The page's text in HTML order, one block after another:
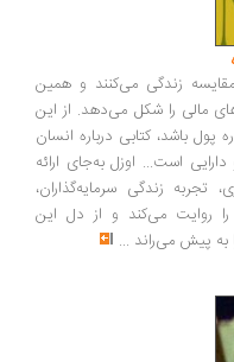
می‌کنند و همین
را شکل می‌دهد. از این
کتابی درباره انسان
اوزل به‌جای ارائه
سرمایه‌گذاران،
می‌کند و از دل این
می‌راند ...